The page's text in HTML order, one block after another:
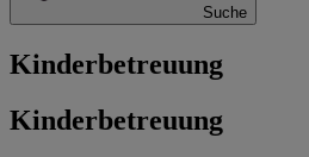
Suche
Kinderbetreuung
Kinderbetreuung